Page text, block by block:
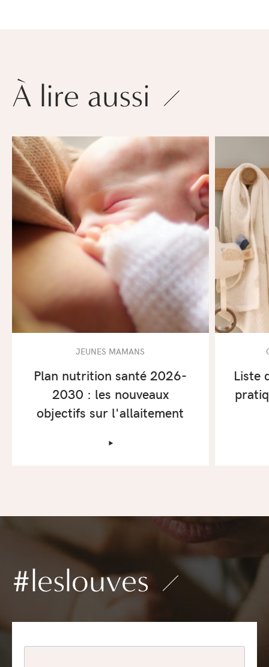
À lire aussi
JEUNES MAMANS
Plan nutrition santé 2026-
2030 : les nouveaux
objectifs sur l'allaitement
‣
Liste
#leslouves